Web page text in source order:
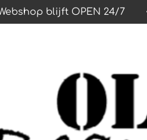
blijft OPEN 24/7